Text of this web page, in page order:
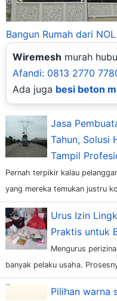
Bangun Rumah dari NOL
Wiremesh murah
Afandi: 0813 2770
Ada juga besi beton
Jasa
Tahun, Solusi
Tampil
Pernah terpikir kalau
yang mereka temukan justru
Urus Izin
Praktis untuk
Mengurus
banyak pelaku usaha.
Pilihan warna